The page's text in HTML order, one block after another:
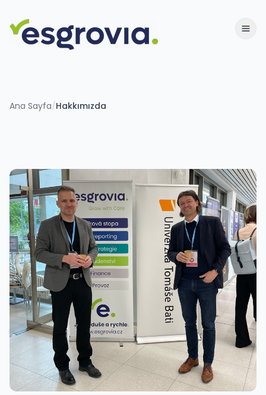
Ana Sayfa/Hakkımızda